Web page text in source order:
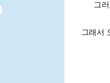
그
그래서